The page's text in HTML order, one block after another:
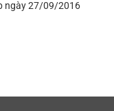
ngày 27/09/2016